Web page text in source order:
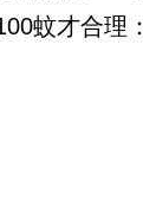
蚊才合理